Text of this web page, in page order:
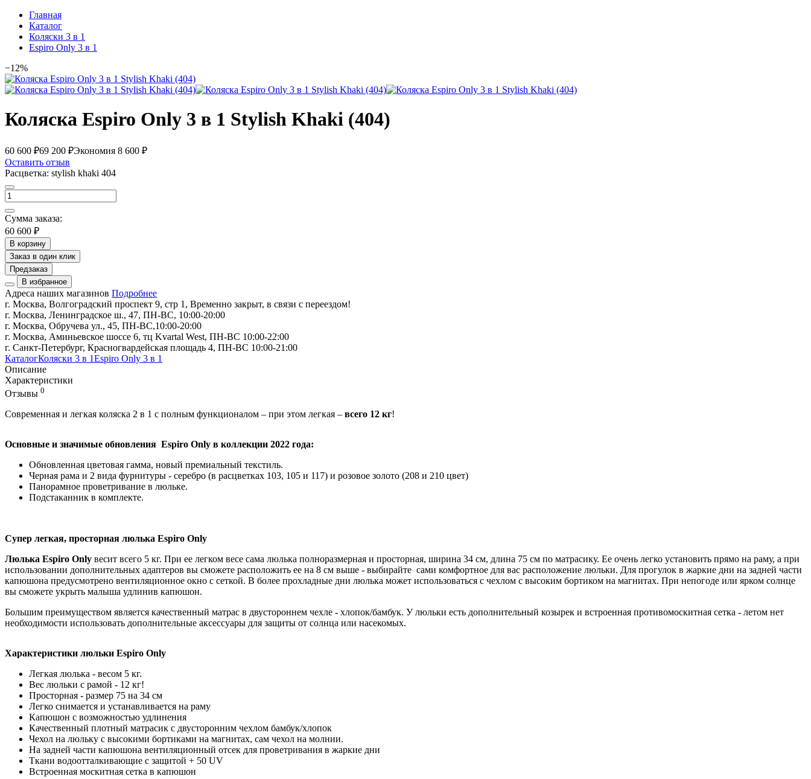
Главная
Каталог
Коляски 3 в 1
Espiro Only 3 в 1
−12%
Коляска Espiro Only 3 в 1 Stylish Khaki (404)
60 600 ₽69 200 ₽Экономия 8 600 ₽
Оставить отзыв
Расцветка: stylish khaki 404
Сумма заказа:
60 600 ₽
В корзину
Заказ в один клик
Предзаказ
В избранное
Адреса наших магазинов Подробнее
г. Москва, Волгоградский проспект 9, стр 1, Временно закрыт, в связи с переездом!
г. Москва, Ленинградское ш., 47, ПН-ВС, 10:00-20:00
г. Москва, Обручева ул., 45, ПН-ВС,10:00-20:00
г. Москва, Аминьевское шоссе 6, тц Kvartal West, ПН-ВС 10:00-22:00
г. Санкт-Петербург, Красногвардейская площадь 4, ПН-ВС 10:00-21:00
КаталогКоляски 3 в 1Espiro Only 3 в 1
Описание
Характеристики
Отзывы 0
Современная и легкая коляска 2 в 1 с полным функционалом – при этом легкая – всего 12 кг!
Основные и значимые обновления Espiro Only в коллекции 2022 года:
Обновленная цветовая гамма, новый премиальный текстиль.
Черная рама и 2 вида фурнитуры - серебро (в расцветках 103, 105 и 117) и розовое золото (208 и 210 цвет)
Панорамное проветривание в люльке.
Подстаканник в комплекте.
Супер легкая, просторная люлька Espiro Only
Люлька Espiro Only весит всего 5 кг. При ее легком весе сама люлька полноразмерная и просторная, ширина 34 см, длина 75 см по матрасику. Ее очень легко установить прямо на раму, а при
использовании дополнительных адаптеров вы сможете расположить ее на 8 см выше - выбирайте сами комфортное для вас расположение люльки. Для прогулок в жаркие дни на задней части
капюшона предусмотрено вентиляционное окно с сеткой. В более прохладные дни люлька может использоваться с чехлом с высоким бортиком на магнитах. При непогоде или ярком солнце
вы сможете укрыть малыша удлинив капюшон.
Большим преимуществом является качественный матрас в двустороннем чехле - хлопок/бамбук. У люльки есть дополнительный козырек и встроенная противомоскитная сетка - летом нет
необходимости использовать дополнительные аксессуары для защиты от солнца или насекомых.
Характеристики люльки Espiro Only
Легкая люлька - весом 5 кг.
Вес люльки с рамой - 12 кг!
Просторная - размер 75 на 34 см
Легко снимается и устанавливается на раму
Капюшон с возможностью удлинения
Качественный плотный матрасик c двусторонним чехлом бамбук/хлопок
Чехол на люльку с высокими бортиками на магнитах, сам чехол на молнии.
На задней части капюшона вентиляционный отсек для проветривания в жаркие дни
Ткани водоотталкивающие с защитой + 50 UV
Встроенная москитная сетка в капюшон